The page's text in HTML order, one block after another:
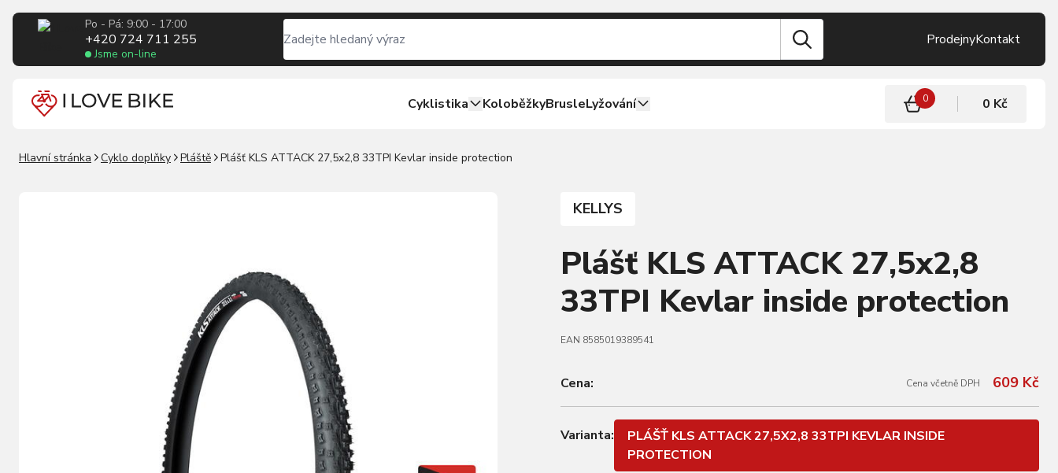
Po - Pá: 9:00 - 17:00
+420 724 711 255
Jsme on-line
ProdejnyKontakt
Cyklistika KoloběžkyBrusleLyžování 0 0 Kč
Hlavní stránka Cyklo doplňky Pláště Plášť KLS ATTACK 27,5x2,8 33TPI Kevlar inside protection
KELLYS
Plášť KLS ATTACK 27,5x2,8
33TPI Kevlar inside protection
EAN 8585019389541
Cena: Cena včetně DPH 609 Kč
Varianta:
PLÁŠŤ KLS ATTACK 27,5X2,8 33TPI KEVLAR INSIDE
PROTECTION